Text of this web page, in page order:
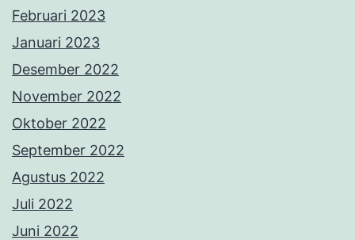
Februari 2023
Januari 2023
Desember 2022
November 2022
Oktober 2022
September 2022
Agustus 2022
Juli 2022
Juni 2022